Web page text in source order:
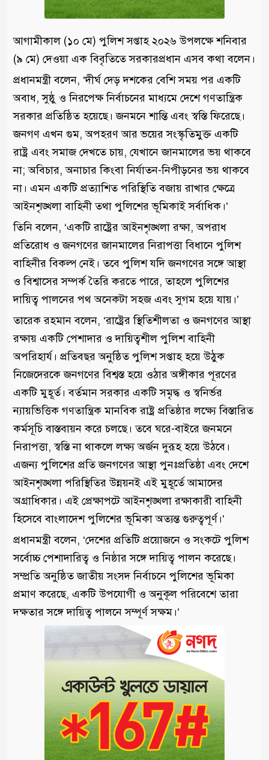
আগামীকাল (১০ মে) পুলিশ সপ্তাহ ২০২৬ উপলক্ষে শনিবার
(৯ মে) দেওয়া এক বিবৃতিতে সরকারপ্রধান এসব কথা বলেন।
প্রধানমন্ত্রী বলেন, ‘দীর্ঘ দেড় দশকের বেশি সময় পর একটি
অবাধ, সুষ্ঠু ও নিরপেক্ষ নির্বাচনের মাধ্যমে দেশে গণতান্ত্রিক
সরকার প্রতিষ্ঠিত হয়েছে। জনমনে শান্তি এবং স্বস্তি ফিরেছে।
জনগণ এখন গুম, অপহরণ আর ভয়ের সংস্কৃতিমুক্ত একটি
রাষ্ট্র এবং সমাজ দেখতে চায়, যেখানে জানমালের ভয় থাকবে
না; অবিচার, অনাচার কিংবা নির্যাতন-নিপীড়নের ভয় থাকবে
না। এমন একটি প্রত্যাশিত পরিস্থিতি বজায় রাখার ক্ষেত্রে
আইনশৃঙ্খলা বাহিনী তথা পুলিশের ভূমিকাই সর্বাধিক।’
তিনি বলেন, ‘একটি রাষ্ট্রের আইনশৃঙ্খলা রক্ষা, অপরাধ
প্রতিরোধ ও জনগণের জানমালের নিরাপত্তা বিধানে পুলিশ
বাহিনীর বিকল্প নেই। তবে পুলিশ যদি জনগণের সঙ্গে আস্থা
ও বিশ্বাসের সম্পর্ক তৈরি করতে পারে, তাহলে পুলিশের
দায়িত্ব পালনের পথ অনেকটা সহজ এবং সুগম হয়ে যায়।’
তারেক রহমান বলেন, ‘রাষ্ট্রের স্থিতিশীলতা ও জনগণের আস্থা
রক্ষায় একটি পেশাদার ও দায়িত্বশীল পুলিশ বাহিনী
অপরিহার্য। প্রতিবছর অনুষ্ঠিত পুলিশ সপ্তাহ হয়ে উঠুক
নিজেদেরকে জনগণের বিশ্বস্ত হয়ে ওঠার অঙ্গীকার পূরণের
একটি মুহূর্ত। বর্তমান সরকার একটি সমৃদ্ধ ও স্বনির্ভর
ন্যায়ভিত্তিক গণতান্ত্রিক মানবিক রাষ্ট্র প্রতিষ্ঠার লক্ষ্যে বিস্তারিত
কর্মসূচি বাস্তবায়ন করে চলছে। তবে ঘরে-বাইরে জনমনে
নিরাপত্তা, স্বস্তি না থাকলে লক্ষ্য অর্জন দুরূহ হয়ে উঠবে।
এজন্য পুলিশের প্রতি জনগণের আস্থা পুনঃপ্রতিষ্ঠা এবং দেশে
আইনশৃঙ্খলা পরিস্থিতির উন্নয়নই এই মুহূর্তে আমাদের
অগ্রাধিকার। এই প্রেক্ষাপটে আইনশৃঙ্খলা রক্ষাকারী বাহিনী
হিসেবে বাংলাদেশ পুলিশের ভূমিকা অত্যন্ত গুরুত্বপূর্ণ।’
প্রধানমন্ত্রী বলেন, ‘দেশের প্রতিটি প্রয়োজনে ও সংকটে পুলিশ
সর্বোচ্চ পেশাদারিত্ব ও নিষ্ঠার সঙ্গে দায়িত্ব পালন করেছে।
সম্প্রতি অনুষ্ঠিত জাতীয় সংসদ নির্বাচনে পুলিশের ভূমিকা
প্রমাণ করেছে, একটি উপযোগী ও অনুকূল পরিবেশে তারা
দক্ষতার সঙ্গে দায়িত্ব পালনে সম্পূর্ণ সক্ষম।’